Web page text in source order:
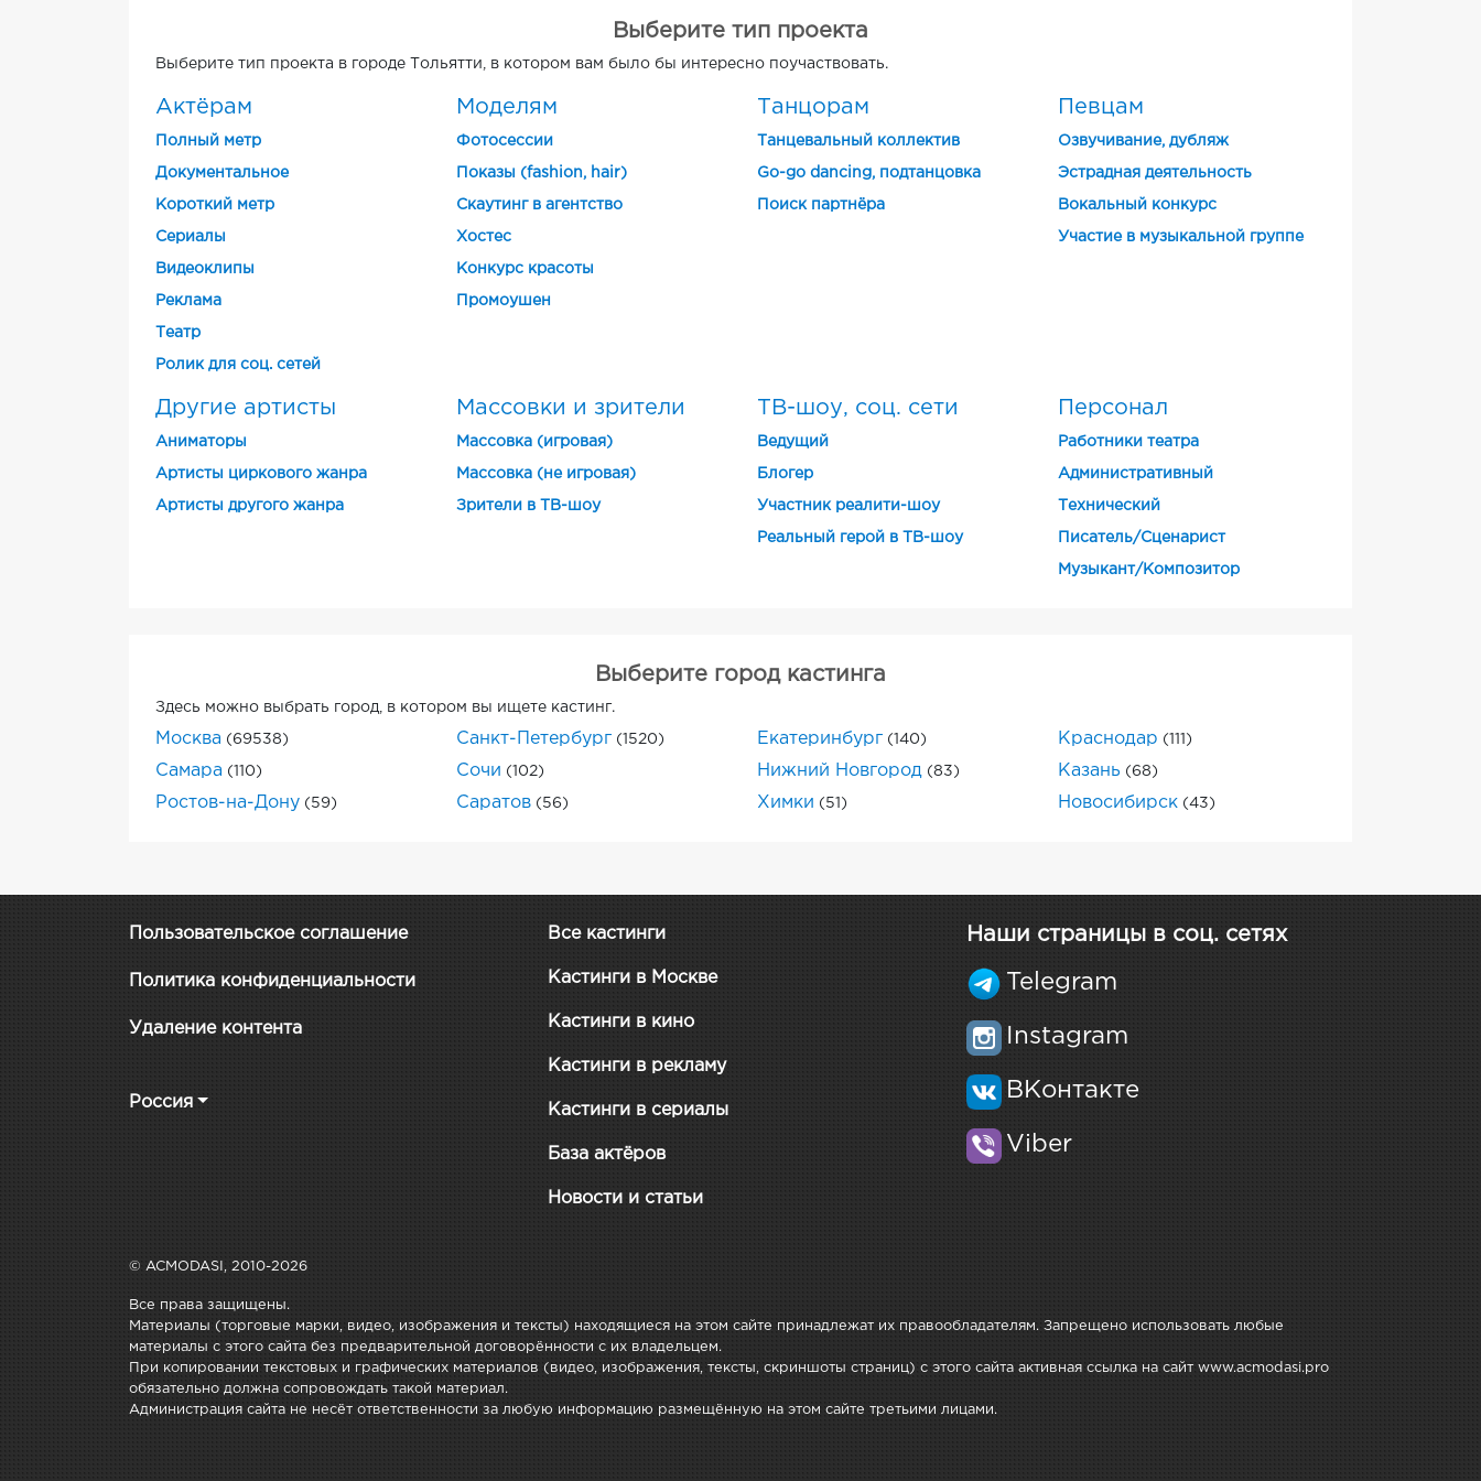
Выберите тип проекта
Выберите тип проекта в городе Тольятти, в котором вам было бы интересно поучаствовать.
Актёрам
Полный метр
Документальное
Короткий метр
Cериалы
Видеоклипы
Реклама
Театр
Ролик для соц. сетей
Моделям
Фотосессии
Показы (fashion, hair)
Скаутинг в агентство
Хостес
Конкурс красоты
Промоушен
Танцорам
Танцевальный коллектив
Go-go dancing, подтанцовка
Поиск партнёра
Певцам
Озвучивание, дубляж
Эстрадная деятельность
Вокальный конкурс
Участие в музыкальной группе
Другие артисты
Аниматоры
Артисты циркового жанра
Артисты другого жанра
Массовки и зрители
Массовка (игровая)
Массовка (не игровая)
Зрители в ТВ-шоу
ТВ-шоу, соц. сети
Ведущий
Блогер
Участник реалити-шоу
Реальный герой в ТВ-шоу
Персонал
Работники театра
Административный
Технический
Писатель/Сценарист
Музыкант/Композитор
Выберите город кастинга
Здесь можно выбрать город, в котором вы ищете кастинг.
Москва (69538) Санкт-Петербург (1520) Екатеринбург (140) Краснодар (111)
Самара (110) Сочи (102) Нижний Новгород (83) Казань (68)
Ростов-на-Дону (59) Саратов (56) Химки (51) Новосибирск (43)
Пользовательское соглашение
Политика конфиденциальности
Удаление контента
Россия
Все кастинги
Кастинги в Москве
Кастинги в кино
Кастинги в рекламу
Кастинги в сериалы
База актёров
Новости и статьи
Наши страницы в соц. сетях
Telegram
Instagram
ВКонтакте
Viber
© ACMODASI, 2010-2026
Все права защищены.
Материалы (торговые марки, видео, изображения и тексты) находящиеся на этом сайте принадлежат их правообладателям. Запрещено использовать любые
материалы с этого сайта без предварительной договорённости с их владельцем.
При копировании текстовых и графических материалов (видео, изображения, тексты, скриншоты страниц) с этого сайта активная ссылка на сайт www.acmodasi.pro
обязательно должна сопровождать такой материал.
Администрация сайта не несёт ответственности за любую информацию размещённую на этом сайте третьими лицами.